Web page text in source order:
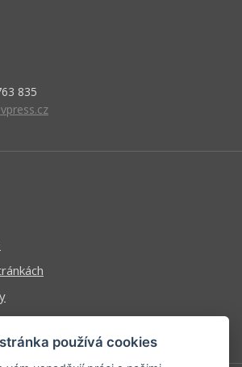
835
používá cookies